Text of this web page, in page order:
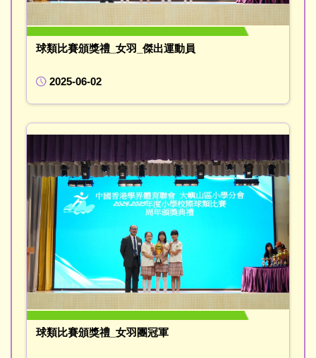
球類比賽頒獎禮_女羽_傑出運動員
2025-06-02
球類比賽頒獎禮_女羽團冠軍